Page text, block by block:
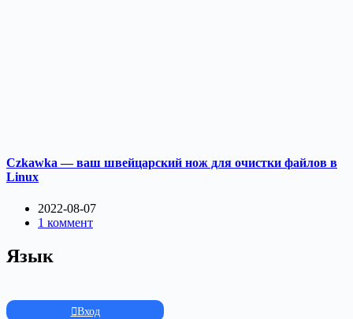
Czkawka — ваш швейцарский нож для очистки файлов в
Linux
2022-08-07
1 коммент
Язык
Вход